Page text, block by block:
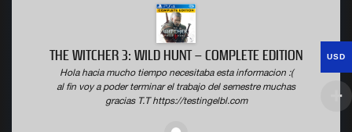
THE WITCHER 3: WILD HUNT – COMPLETE EDITION
Hola hacia mucho tiempo necesitaba esta informacion :(
al fin voy a poder terminar el trabajo del semestre muchas
gracias T.T https://testingelbl.com
USD